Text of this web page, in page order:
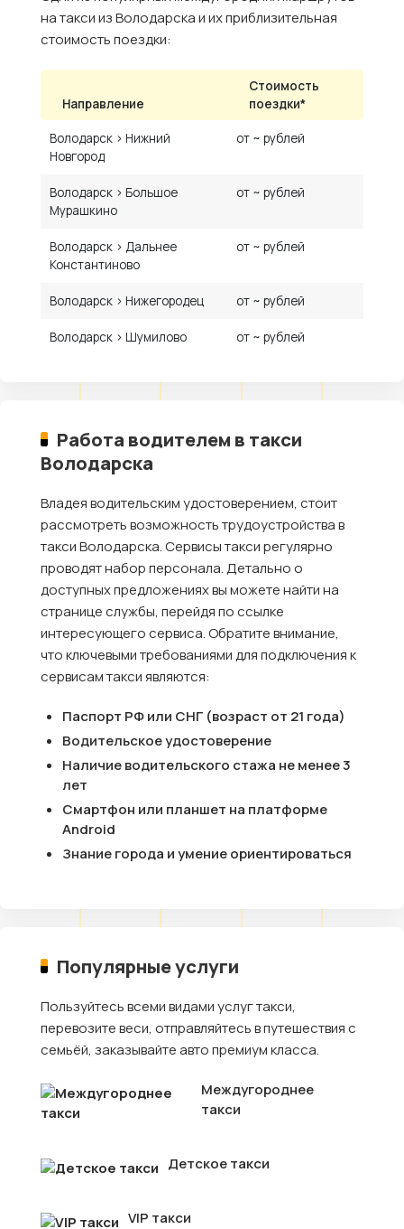
на такси из Володарска и их приблизительная
стоимость поездки:
Направление
Стоимость
поездки*
Володарск › Нижний
Новгород
от ~ рублей
Володарск › Большое
Мурашкино
от ~ рублей
Володарск › Дальнее
Константиново
от ~ рублей
Володарск › Нижегородец от ~ рублей
Володарск › Шумилово от ~ рублей
Работа водителем в такси
Володарска
Владея водительским удостоверением, стоит
рассмотреть возможность трудоустройства в
такси Володарска. Сервисы такси регулярно
проводят набор персонала. Детально о
доступных предложениях вы можете найти на
странице службы, перейдя по ссылке
интересующего сервиса. Обратите внимание,
что ключевыми требованиями для подключения к
сервисам такси являются:
Паспорт РФ или СНГ (возраст от 21 года)
Водительское удостоверение
Наличие водительского стажа не менее 3
лет
Смартфон или планшет на платформе
Android
Знание города и умение ориентироваться
Популярные услуги
Пользуйтесь всеми видами услуг такси,
перевозите веси, отправляйтесь в путешествия с
семьёй, заказывайте авто премиум класса.
Междугороднее
такси
Детское такси
VIP такси